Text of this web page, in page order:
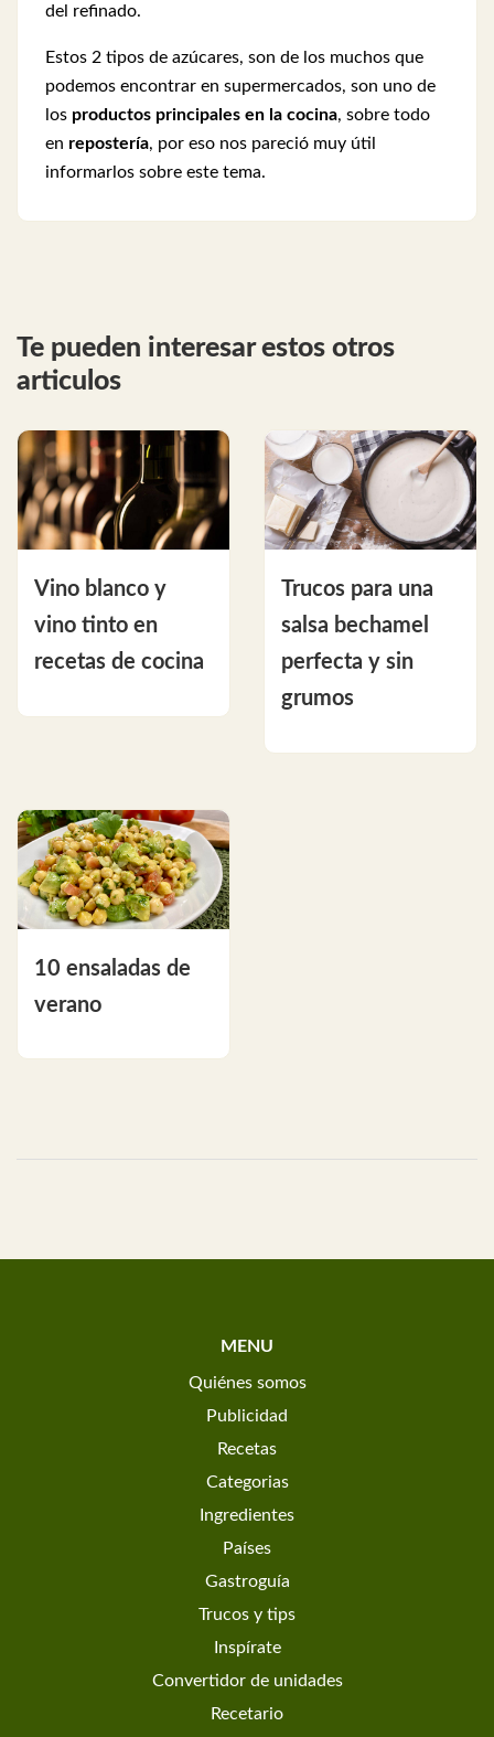
del refinado.
Estos 2 tipos de azúcares, son de los muchos que
podemos encontrar en supermercados, son uno de
los productos principales en la cocina, sobre todo
en repostería, por eso nos pareció muy útil
informarlos sobre este tema.
Te pueden interesar estos otros
articulos
Vino blanco y
vino tinto en
recetas de cocina
Trucos para una
salsa bechamel
perfecta y sin
grumos
10 ensaladas de
verano
MENU
Quiénes somos
Publicidad
Recetas
Categorias
Ingredientes
Países
Gastroguía
Trucos y tips
Inspírate
Convertidor de unidades
Recetario